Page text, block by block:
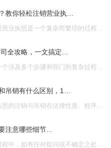
教你轻松注销营业执…
全攻略，一文搞定…
吊销有什么区别，1…
注意哪些细节…